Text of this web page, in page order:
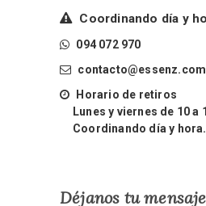
Coordinando día y
094 072 970
Horario de retiros
Lunes y viernes de 10 a
Coordinando día y hora.
Déjanos tu mensaje